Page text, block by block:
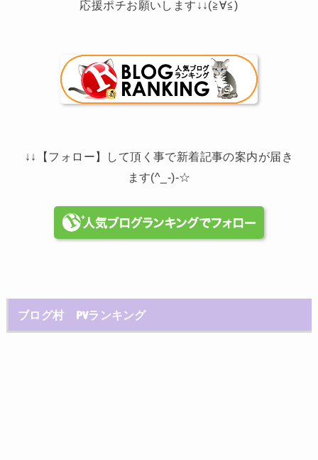
応援ポチお願いします↓↓(≧∀≦)
↓↓【フォロー】して頂く事で新着記事の案内が届き
ます(^_-)-☆
ブログ村 PVランキング